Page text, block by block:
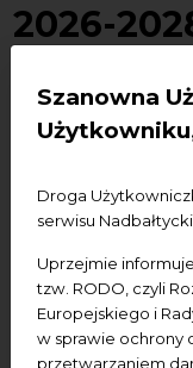
Szanowna
Droga
serwisu
Uprzejmie
tzw. RODO, czyli
Europejskiego i
w sprawie ochrony
przetwarzaniem
2026-
SIEĆ
Wnioskodawca/
Partnerzy
Gdański